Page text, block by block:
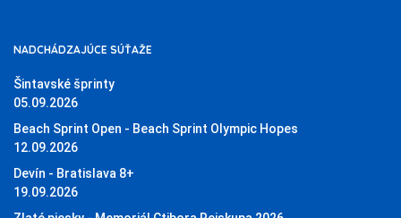
NADCHÁDZAJÚCE SÚŤAŽE
Šintavské šprinty
05.09.2026
Beach Sprint Open - Beach Sprint Olympic Hopes
12.09.2026
Devín - Bratislava 8+
19.09.2026